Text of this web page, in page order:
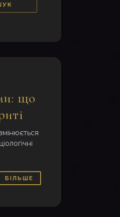
що
БІЛЬШЕ